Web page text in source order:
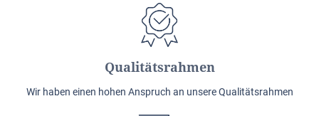
Qualitätsrahmen
Wir haben einen hohen Anspruch an unsere Qualitätsrahmen